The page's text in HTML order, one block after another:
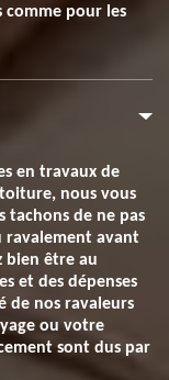
comme pour les
en travaux de
nous vous
tachons de ne pas
ravalement avant
bien être au
et des dépenses
de nos ravaleurs
ou votre
sont dus par